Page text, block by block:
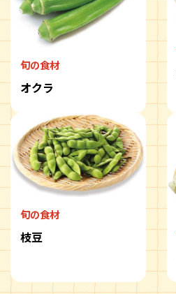
旬の食材
オクラ
旬の食材
枝豆